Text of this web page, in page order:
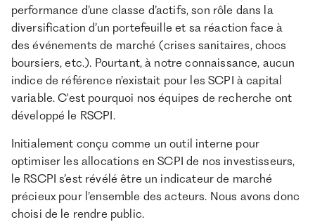
performance d’une classe d’actifs, son rôle dans la
diversification d’un portefeuille et sa réaction face à
des événements de marché (crises sanitaires, chocs
boursiers, etc.). Pourtant, à notre connaissance, aucun
indice de référence n’existait pour les SCPI à capital
variable. C'est pourquoi nos équipes de recherche ont
développé le RSCPI.
Initialement conçu comme un outil interne pour
optimiser les allocations en SCPI de nos investisseurs,
le RSCPI s’est révélé être un indicateur de marché
précieux pour l’ensemble des acteurs. Nous avons donc
choisi de le rendre public.